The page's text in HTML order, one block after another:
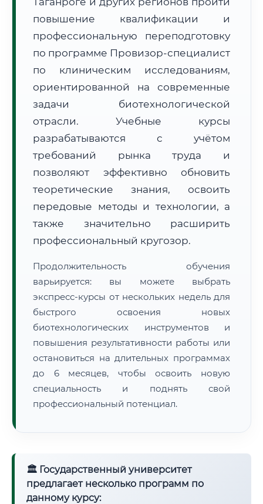
Расчет логистики оригиналов:
• Маршрут транзита:~3 134 км
• Экспресс-доставка СДЭК / Почтой:
📜 Документы и аккредитация ФИС ФРДО
повышение квалификации и
профессиональную переподготовку
по программе Провизор-специалист
по клиническим исследованиям,
ориентированной на современные
задачи биотехнологической
отрасли. Учебные курсы
разрабатываются с учётом
требований рынка труда и
позволяют эффективно обновить
теоретические знания, освоить
передовые методы и технологии, а
также значительно расширить
профессиональный кругозор.
Продолжительность обучения
варьируется: вы можете выбрать
экспресс-курсы от нескольких недель для
быстрого освоения новых
биотехнологических инструментов и
повышения результативности работы или
остановиться на длительных программах
до 6 месяцев, чтобы освоить новую
специальность и поднять свой
профессиональный потенциал.
🏛 Государственный университет
предлагает несколько программ по
данному курсу: